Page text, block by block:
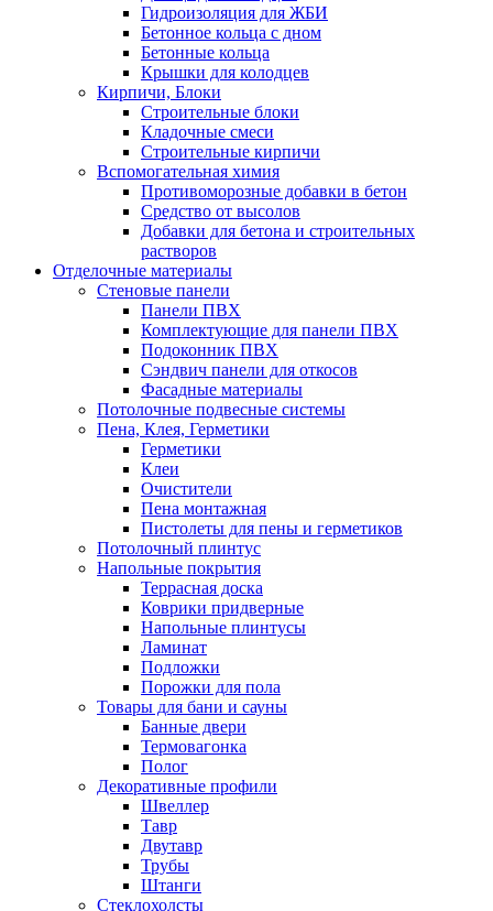
Гидроизоляция для ЖБИ
Бетонное кольца с дном
Бетонные кольца
Крышки для колодцев
Кирпичи, Блоки
Строительные блоки
Кладочные смеси
Строительные кирпичи
Вспомогательная химия
Противоморозные добавки в бетон
Средство от высолов
Добавки для бетона и строительных
растворов
Отделочные материалы
Стеновые панели
Панели ПВХ
Комплектующие для панели ПВХ
Подоконник ПВХ
Сэндвич панели для откосов
Фасадные материалы
Потолочные подвесные системы
Пена, Клея, Герметики
Герметики
Клеи
Очистители
Пена монтажная
Пистолеты для пены и герметиков
Потолочный плинтус
Напольные покрытия
Террасная доска
Коврики придверные
Напольные плинтусы
Ламинат
Подложки
Порожки для пола
Товары для бани и сауны
Банные двери
Термовагонка
Полог
Декоративные профили
Швеллер
Тавр
Двутавр
Трубы
Штанги
Стеклохолсты